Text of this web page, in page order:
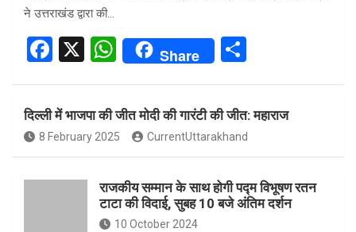
ने उत्तराखंड द्वारा की…
F
ce
b
o
o
X
W
at
s
A
p
p
Share
e
दिल्ली में भाजपा की जीत मोदी की गारंटी की जीत: महाराज
8 February 2025 CurrentUttarakhand
राजकीय सम्मान के साथ होगी पद्म विभूषण रतन
टाटा की विदाई, सुबह 10 बजे अंतिम दर्शन
10 October 2024